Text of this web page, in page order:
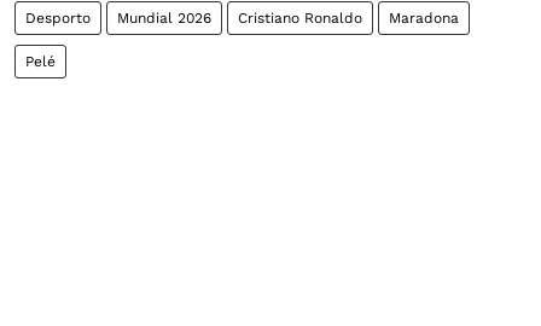
Desporto Mundial 2026 Cristiano Ronaldo Maradona
Pelé